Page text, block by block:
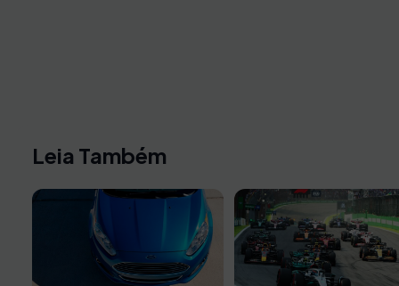
Leia Também